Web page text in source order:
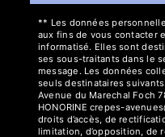
** Les données
aux fins de vous contacter
informatisé. Elles sont
ses sous-traitants dans le
message. Les données
seuls destinataires
Avenue du Marechal Foch
HONORINE crepes-
droits d’accès, de
limitation, d’opposition, de